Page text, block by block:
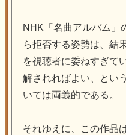
NHK「名曲アルバム」
ら拒否する姿勢は、結
を視聴者に委ねすぎて
解されればよい、とい
いては両義的である。
それゆえに、この作品